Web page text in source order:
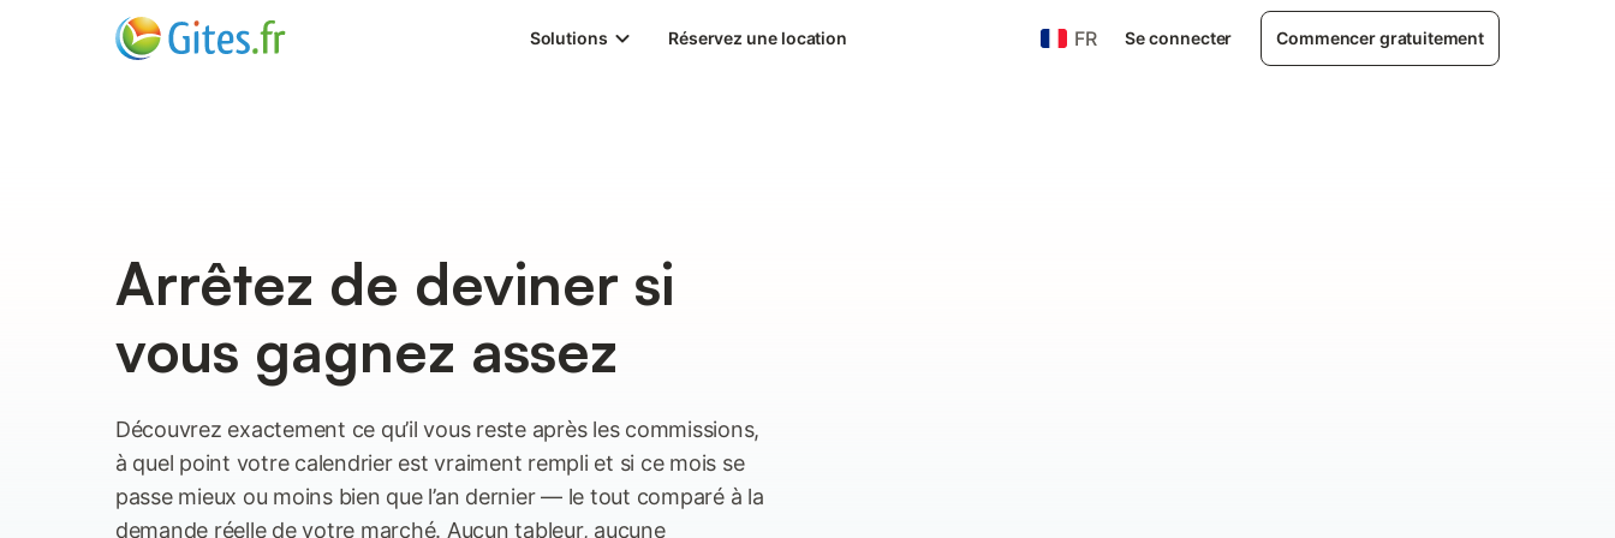
Solutions Réservez une location FR Se connecter Commencer gratuitement
Arrêtez de deviner si
vous gagnez assez
Découvrez exactement ce qu’il vous reste après les commissions,
à quel point votre calendrier est vraiment rempli et si ce mois se
passe mieux ou moins bien que l’an dernier — le tout comparé à la
demande réelle de votre marché. Aucun tableur, aucune